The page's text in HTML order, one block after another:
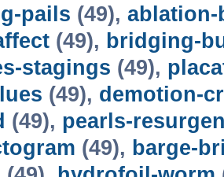
pails (49),
(49), bridging-
stagings (49),
(49), demotion-
(49), pearls-
(49), barge-